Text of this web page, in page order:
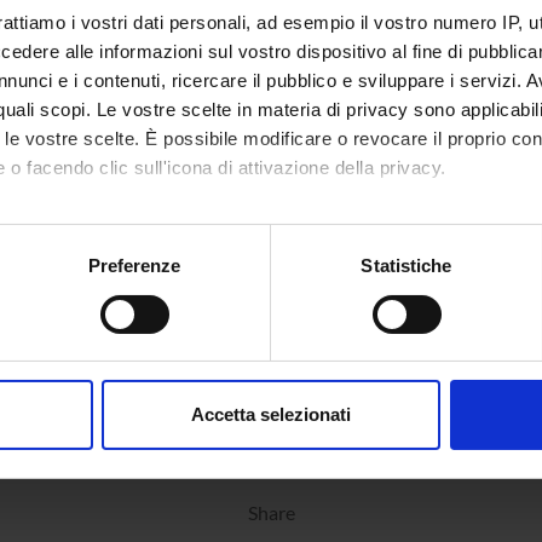
i vostri dati personali, ad esempio il vostro numero IP,
alle informazioni sul vostro dispositivo al fine di
e i contenuti, ricercare il pubblico e sviluppare i servizi.
scopi. Le vostre scelte in materia di privacy sono
vostre scelte. È possibile modificare o revocare il proprio
o facendo clic sull'icona di attivazione della privacy.
anche:
sulla tua posizione geografica, con un'approssimazione di
in qualsiasi momento dalla Dichiarazione sui cookie.
Preferenze Statistiche
Accetta selezionati
degree in
partially running
Methods and techniques of Social
Work III (2012/2013)
9
Share